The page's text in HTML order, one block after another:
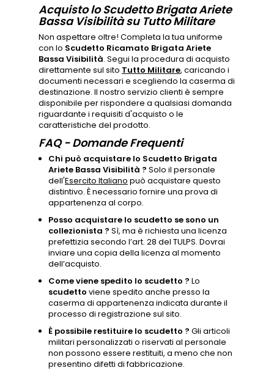
Acquisto lo Scudetto Brigata Ariete
Bassa Visibilità su Tutto Militare
Non aspettare oltre! Completa la tua uniforme
con lo Scudetto Ricamato Brigata Ariete
Bassa Visibilità. Segui la procedura di acquisto
direttamente sul sito Tutto Militare, caricando i
documenti necessari e scegliendo la caserma di
destinazione. Il nostro servizio clienti è sempre
disponibile per rispondere a qualsiasi domanda
riguardante i requisiti d'acquisto o le
caratteristiche del prodotto.
FAQ - Domande Frequenti
Chi può acquistare lo Scudetto Brigata
Ariete Bassa Visibilità ? Solo il personale
dell'Esercito Italiano può acquistare questo
distintivo. È necessario fornire una prova di
appartenenza al corpo.
Posso acquistare lo scudetto se sono un
collezionista ? Sì, ma è richiesta una licenza
prefettizia secondo l’art. 28 del TULPS. Dovrai
inviare una copia della licenza al momento
dell’acquisto.
Come viene spedito lo scudetto ? Lo
scudetto viene spedito anche presso la
caserma di appartenenza indicata durante il
processo di registrazione sul sito.
È possibile restituire lo scudetto ? Gli articoli
militari personalizzati o riservati al personale
non possono essere restituiti, a meno che non
presentino difetti di fabbricazione.